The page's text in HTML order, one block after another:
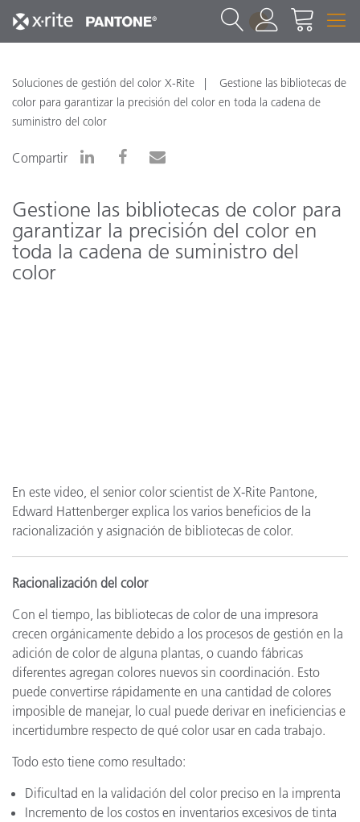
1
Soluciones de gestión del color X-Rite
Gestione las bibliotecas de
color para garantizar la precisión del color en toda la cadena de
suministro del color
Compartir
Gestione las bibliotecas de color para
garantizar la precisión del color en
toda la cadena de suministro del
color
En este video, el senior color scientist de X-Rite Pantone,
Edward Hattenberger explica los varios beneficios de la
racionalización y asignación de bibliotecas de color.
Racionalización del color
Con el tiempo, las bibliotecas de color de una impresora
crecen orgánicamente debido a los procesos de gestión en la
adición de color de alguna plantas, o cuando fábricas
diferentes agregan colores nuevos sin coordinación. Esto
puede convertirse rápidamente en una cantidad de colores
imposible de manejar, lo cual puede derivar en ineficiencias e
incertidumbre respecto de qué color usar en cada trabajo.
Todo esto tiene como resultado:
Dificultad en la validación del color preciso en la imprenta
Incremento de los costos en inventarios excesivos de tinta